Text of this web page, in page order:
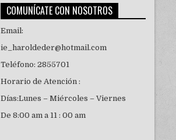
COMUNÍCATE CON NOSOTROS
Email:
ie_haroldeder@hotmail.com
Teléfono: 2855701
Horario de Atención :
Días:Lunes – Miércoles – Viernes
De 8:00 am a 11 : 00 am